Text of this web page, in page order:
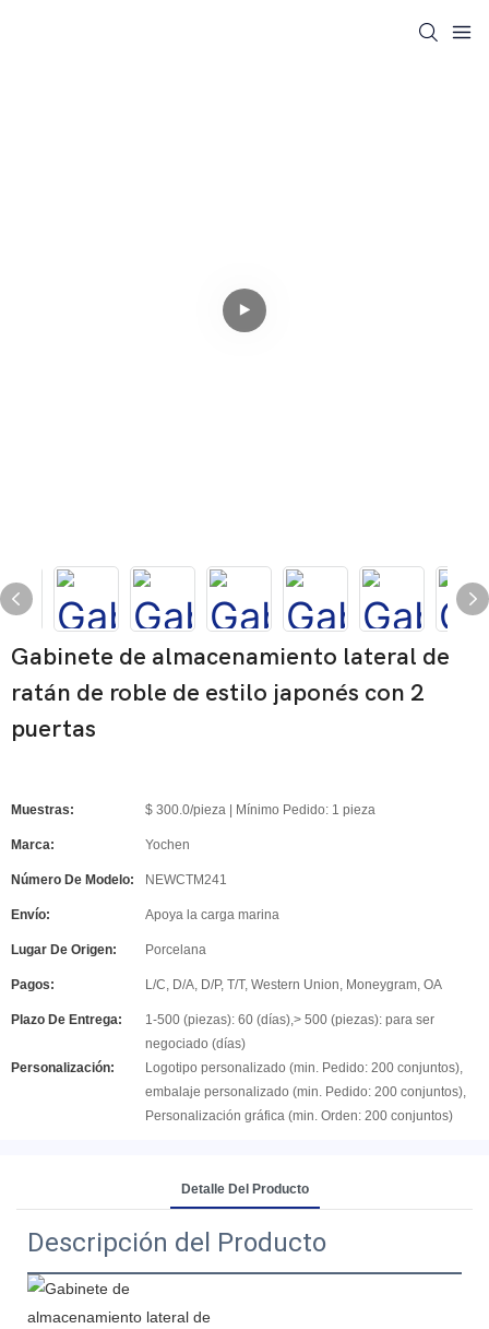
Gabinete de almacenamiento lateral de
ratán de roble de estilo japonés con 2
puertas
Muestras: $ 300.0/pieza | Mínimo Pedido: 1 pieza
Marca: Yochen
Número De Modelo: NEWCTM241
Envío: Apoya la carga marina
Lugar De Origen: Porcelana
Pagos: L/C, D/A, D/P, T/T, Western Union, Moneygram, OA
Plazo De Entrega:
1-500 (piezas): 60 (días),> 500 (piezas): para ser
negociado (días)
Personalización:
Logotipo personalizado (min. Pedido: 200 conjuntos),
embalaje personalizado (min. Pedido: 200 conjuntos),
Personalización gráfica (min. Orden: 200 conjuntos)
Detalle Del Producto
Descripción del Producto